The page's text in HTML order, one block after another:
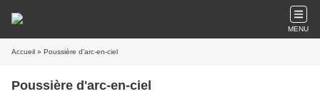
MENU
Accueil » Poussière d'arc-en-ciel
Poussière d'arc-en-ciel